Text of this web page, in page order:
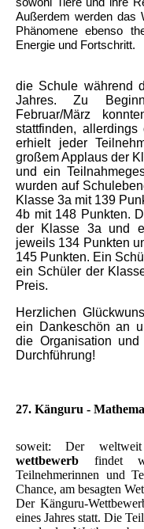
Außerdem werden das
Phänomene ebenso
Energie und Fortschritt.
die Schule während
Jahres. Zu
Februar/März
stattfinden, allerdings
erhielt jeder
großem Applaus der
und ein
wurden auf
Klasse 3a mit 139
4b mit 148 Punkten.
der Klasse 3a und
jeweils 134 Punkten
145 Punkten. Ein
ein Schüler der
Preis.
Herzlichen
ein Dankeschön an
die Organisation
Durchführung!
27. Känguru -
soweit: Der
wettbewerb findet
Teilnehmerinnen und
Chance, am besagten
Der Känguru-
eines Jahres statt. Die